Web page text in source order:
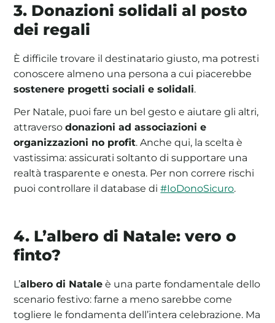
3. Donazioni solidali al posto
dei regali
È difficile trovare il destinatario giusto, ma potresti
conoscere almeno una persona a cui piacerebbe
sostenere progetti sociali e solidali.
Per Natale, puoi fare un bel gesto e aiutare gli altri,
attraversodonazioni ad associazioni e
organizzazioni no profit. Anche qui, la scelta è
vastissima: assicurati soltanto di supportare una
realtà trasparente e onesta. Per non correre rischi
puoi controllare il database di#IoDonoSicuro.
4. L’albero di Natale: vero o
finto?
L’albero di Natale è una parte fondamentale dello
scenario festivo: farne a meno sarebbe come
togliere le fondamenta dell’intera celebrazione. Ma